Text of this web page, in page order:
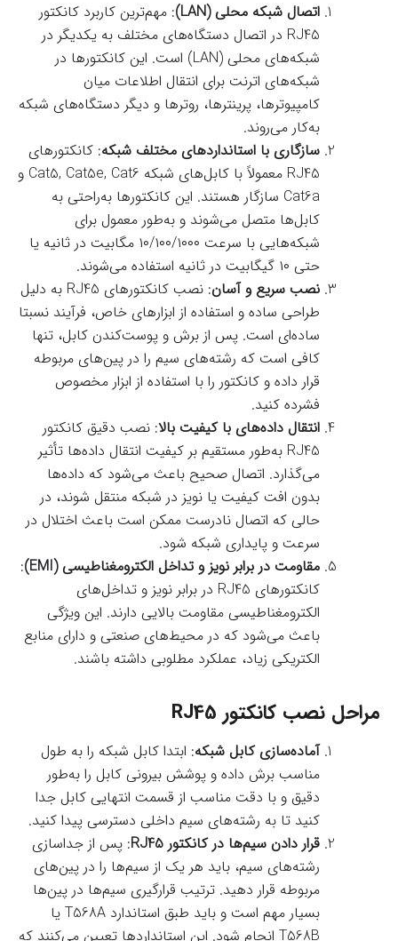
اتصال شبکه محلی (LAN)
: مهم‌ترین کاربرد کانکتور
RJ45 در اتصال دستگاه‌های مختلف به یکدیگر در
شبکه‌های محلی (LAN) است. این کانکتورها در
شبکه‌های اترنت برای انتقال اطلاعات میان
کامپیوترها، پرینترها، روترها و دیگر دستگاه‌های شبکه
به‌کار می‌روند.
سازگاری با استانداردهای مختلف شبکه: کانکتورهای
RJ45 معمولاً با کابل‌های شبکه Cat5, Cat5e, Cat6 و
Cat6a سازگار هستند. این کانکتورها به‌راحتی به
کابل‌ها متصل می‌شوند و به‌طور معمول برای
شبکه‌هایی با سرعت ۱۰/۱۰۰/۱۰۰۰ مگابیت در ثانیه یا
حتی ۱۰ گیگابیت در ثانیه استفاده می‌شوند.
نصب سریع و آسان
: نصب کانکتورهای RJ45 به دلیل
طراحی ساده و استفاده از ابزارهای خاص، فرآیند نسبتا
ساده‌ای است. پس از برش و پوست‌کندن کابل، تنها
کافی است که رشته‌های سیم را در پین‌های مربوطه
قرار داده و کانکتور را با استفاده از ابزار مخصوص
فشرده کنید.
انتقال داده‌های با کیفیت بالا: نصب دقیق کانکتور
RJ45 به‌طور مستقیم بر کیفیت انتقال داده‌ها تأثیر
می‌گذارد. اتصال صحیح باعث می‌شود که داده‌ها
بدون افت کیفیت یا نویز در شبکه منتقل شوند، در
حالی که اتصال نادرست ممکن است باعث اختلال در
سرعت و پایداری شبکه شود.
مقاومت در برابر نویز و تداخل الکترومغناطیسی (EMI)
:
کانکتورهای RJ45 در برابر نویز و تداخل‌های
الکترومغناطیسی مقاومت بالایی دارند. این ویژگی
باعث می‌شود که در محیط‌های صنعتی و دارای منابع
الکتریکی زیاد، عملکرد مطلوبی داشته باشند.
مراحل نصب کانکتور RJ45
آماده‌سازی کابل شبکه: ابتدا کابل شبکه را به طول
مناسب برش داده و پوشش بیرونی کابل را به‌طور
دقیق و با دقت مناسب از قسمت انتهایی کابل جدا
کنید تا به رشته‌های سیم داخلی دسترسی پیدا کنید.
قرار دادن سیم‌ها در کانکتور RJ45
: پس از جداسازی
رشته‌های سیم، باید هر یک از سیم‌ها را در پین‌های
مربوطه قرار دهید. ترتیب قرارگیری سیم‌ها در پین‌ها
بسیار مهم است و باید طبق استاندارد T568A یا
T568B انجام شود. این استانداردها تعیین می‌کنند که